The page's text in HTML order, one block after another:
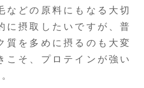
などの原料にもなる大切
に摂取したいですが、普
質を多めに摂るのも大変
こそ、プロテインが強い